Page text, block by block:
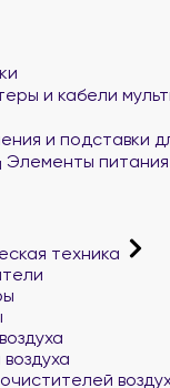
и кабели
и подставки
Элементы
техника